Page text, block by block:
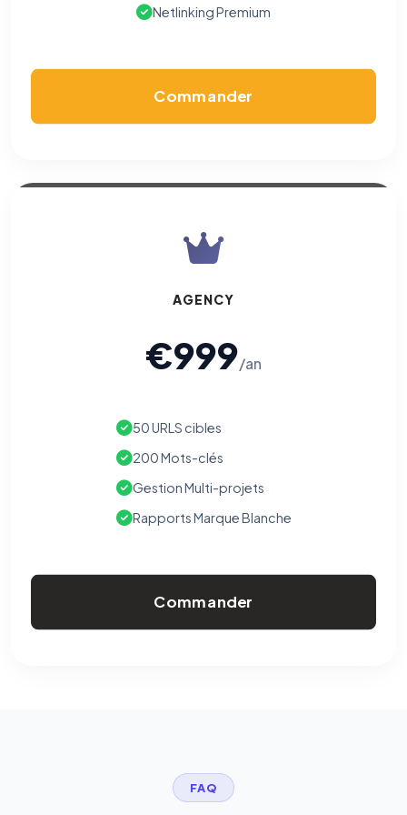
Netlinking Premium
Commander
AGENCY
€999/an
50 URLS cibles
200 Mots-clés
Gestion Multi-projets
Rapports Marque Blanche
Commander
FAQ